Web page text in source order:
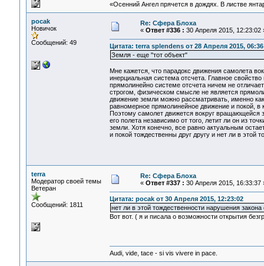
«Осенний Ангел прячется в дождях. В листве
pocak
Новичок
Сообщений: 49
Re: Сфера Блоха
« Ответ #336 : 30 Апреля 2015, 12:23:02
Цитата: terra splendens от 28 Апреля 2015,
Земля - еще "тот объект"
Мне кажется, что парадокс движения самолета
инерциальная система отсчета. Главное
прямолинейно системе отсчета ничем не
строгом, физическом смысле не является
движение земли можно рассматривать, именно
равномерное прямолинейное движение и покой, в
Поэтому самолет движется вокруг вращающейся
его полета независимо от того, летит ли он из
земли. Хотя конечно, все равно актуальным
и покой тождественны друг другу и нет ли в этой
terra
Модератор своей темы
Ветеран
Сообщений: 1811
Re: Сфера Блоха
« Ответ #337 : 30 Апреля 2015, 16:33:37
Цитата: pocak от 30 Апреля 2015, 12:23:02
нет ли в этой тождественности нарушения закона
Вот вот. ( я и писала о возможности открытия
Audi, vide, tace - si vis vivere in pace.